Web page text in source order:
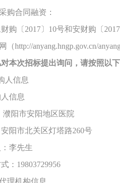
购合同融资：
购〔 2017〕10号和安财购〔
（http://anyang.hngp.gov.cn/
对本次招标提出询问，请按照以
人信息
信息
濮阳市安阳地区医院
阳市北关区灯塔路260号
李先生
： 19803729956
理机构信息